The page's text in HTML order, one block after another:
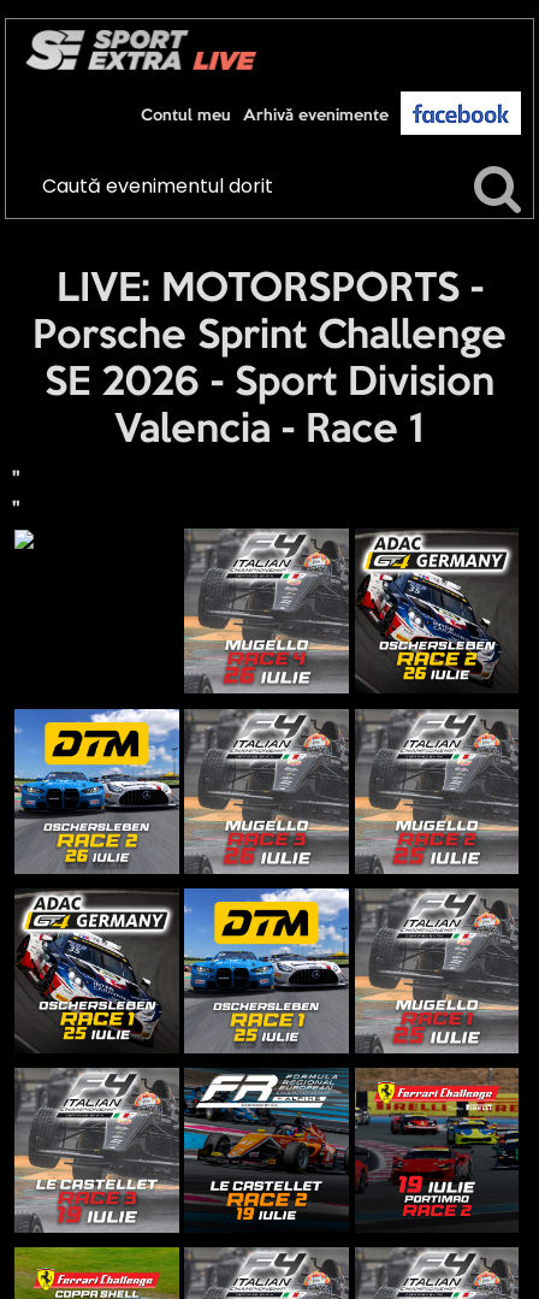
Arhivă evenimente
Contul meu
LIVE: MOTORSPORTS -
Porsche Sprint Challenge
SE 2026 - Sport Division
Valencia - Race 1
"
"